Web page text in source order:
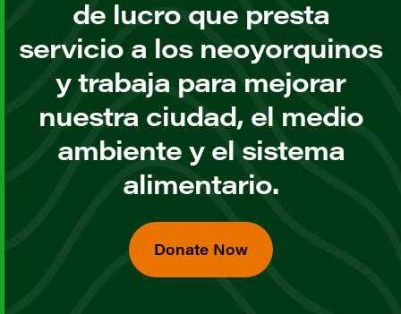
de lucro que presta
servicio a los neoyorquinos
y trabaja para mejorar
nuestra ciudad, el medio
ambiente y el sistema
alimentario.
Donate Now